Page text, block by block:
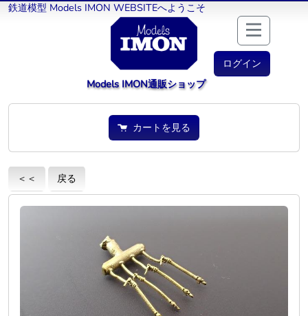
鉄道模型 Models IMON WEBSITEへようこそ
ログイン
Models IMON通販ショップ
カートを見る
＜＜ 戻る